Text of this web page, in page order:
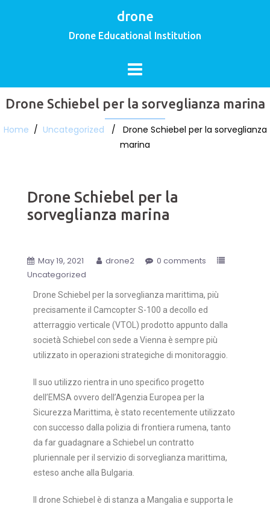
drone
Drone Educational Institution
Drone Schiebel per la sorveglianza marina
Home / Uncategorized / Drone Schiebel per la sorveglianza
marina
Drone Schiebel per la
sorveglianza marina
May 19, 2021 drone2
0 comments
Uncategorized
Drone Schiebel per la sorveglianza marittima, più
precisamente il Camcopter S-100 a decollo ed
atterraggio verticale (VTOL) prodotto appunto dalla
società Schiebel con sede a Vienna è sempre più
utilizzato in operazioni strategiche di monitoraggio.
Il suo utilizzo rientra in uno specifico progetto
dell’EMSA ovvero dell’Agenzia Europea per la
Sicurezza Marittima, è stato recentemente utilizzato
con successo dalla polizia di frontiera rumena, tanto
da far guadagnare a Schiebel un contratto
pluriennale per il servizio di sorveglianza marittima,
esteso anche alla Bulgaria.
Il drone Schiebel è di stanza a Mangalia e supporta le